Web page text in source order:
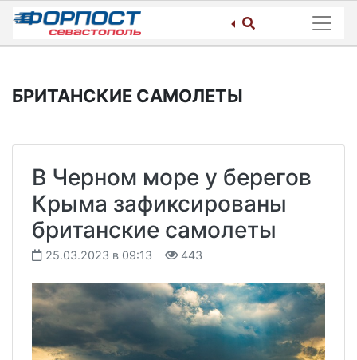
Skip
content
БРИТАНСКИЕ САМОЛЕТЫ
В Черном море у берегов
Крыма зафиксированы
британские самолеты
25.03.2023 в 09:13 443